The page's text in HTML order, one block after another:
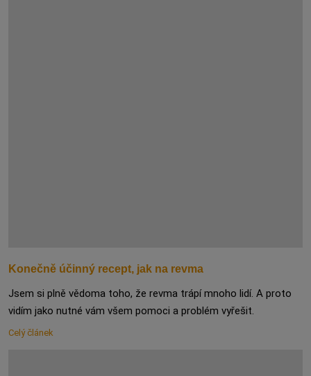
Konečně účinný recept, jak na revma
Jsem si plně vědoma toho, že revma trápí mnoho lidí. A proto
vidím jako nutné vám všem pomoci a problém vyřešit.
Celý článek